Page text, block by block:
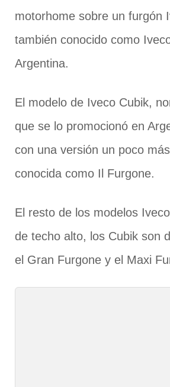
motorhome sobre un furgón
también conocido como
Argentina.
El modelo de Iveco Cubik,
que se lo promocionó en
con una versión un poco
conocida como Il Furgone.
El resto de los modelos
de techo alto, los Cubik son
el Gran Furgone y el Maxi